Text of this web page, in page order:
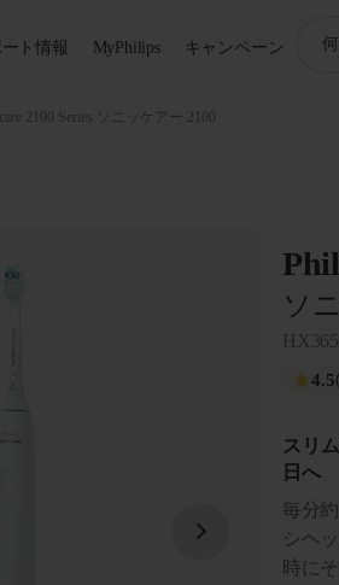
ト情報 MyPhilips キャンペーン
索
2100 Series ソニッケアー 2100
ソ
4.5
スリ
日へ
毎分
シヘ
時に